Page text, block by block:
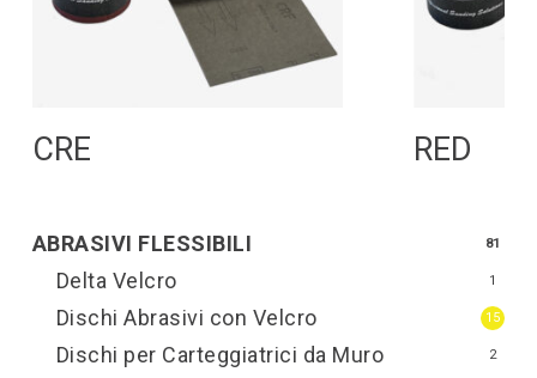
CRE RED
ABRASIVI FLESSIBILI 81
Delta Velcro 1
Dischi Abrasivi con Velcro 15
Dischi per Carteggiatrici da Muro 2